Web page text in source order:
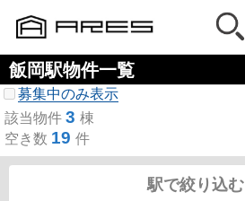
飯岡駅物件一覧
募集中のみ表示
該当物件 3 棟
空き数 19 件
駅で絞り込む